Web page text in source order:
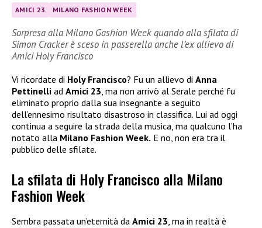
AMICI 23 MILANO FASHION WEEK
Sorpresa alla Milano Gashion Week quando alla sfilata di
Simon Cracker è sceso in passerella anche l’ex allievo di
Amici Holy Francisco
Vi ricordate di Holy Francisco? Fu un allievo di Anna
Pettinelli ad Amici 23, ma non arrivò al Serale perché fu
eliminato proprio dalla sua insegnante a seguito
dell’ennesimo risultato disastroso in classifica. Lui ad oggi
continua a seguire la strada della musica, ma qualcuno l’ha
notato alla Milano Fashion Week. E no, non era tra il
pubblico delle sfilate.
La sfilata di Holy Francisco alla Milano
Fashion Week
Sembra passata un’eternità da Amici 23 , ma in realtà è